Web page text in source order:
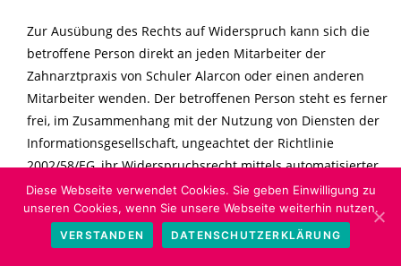
Zur Ausübung des Rechts auf Widerspruch kann sich die
betroffene Person direkt an jeden Mitarbeiter der
Zahnarztpraxis von Schuler Alarcon oder einen anderen
Mitarbeiter wenden. Der betroffenen Person steht es ferner
frei, im Zusammenhang mit der Nutzung von Diensten der
Informationsgesellschaft, ungeachtet der Richtlinie
2002/58/EG, ihr Widerspruchsrecht mittels automatisierter
Verfahren auszuüben, bei denen technische Spezifikationen
verwendet werden.
h) Automatisierte Entscheidungen im Einzelfall
Diese Webseite verwendet Cookies. Sie geben Einwilligung zu
unseren Cookies, wenn Sie unsere Webseite weiterhin nutzen.
VERSTANDEN DATENSCHUTZERKLÄRUNG